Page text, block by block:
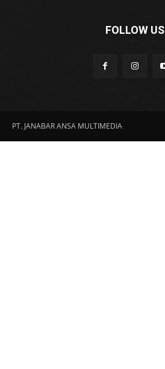
FOLLOW US
PT. JANABAR ANSA MULTIMEDIA